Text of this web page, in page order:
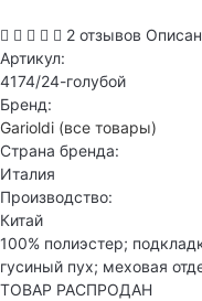
2 отзывов
Артикул:
4174/24-голубой
Бренд:
Garioldi (все товары)
Страна бренда:
Италия
Производство:
Китай
100% полиэстер;
гусиный пух; меховая
ТОВАР РАСПРОДАН